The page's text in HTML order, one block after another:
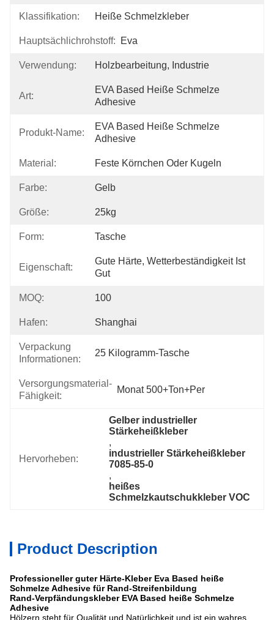
Klassifikation: Heiße Schmelzkleber
Hauptsächlichrohstoff: Eva
Verwendung: Holzbearbeitung, Industrie
Art:
EVA Based Heiße Schmelze
Adhesive
Produkt-Name:
EVA Based Heiße Schmelze
Adhesive
Material: Feste Körnchen Oder Kugeln
Farbe: Gelb
Größe: 25kg
Form: Tasche
Eigenschaft:
Gute Härte, Wetterbeständigkeit Ist
Gut
MOQ: 100
Hafen: Shanghai
Verpackung
Informationen:
25 Kilogramm-Tasche
Versorgungsmaterial-
Fähigkeit:
Monat 500+Ton+per
Hervorheben:
Gelber industrieller
Stärkeheißkleber
,
industrieller Stärkeheißkleber
7085-85-0
,
heißes
Schmelzkautschukkleber VOC
Product Description
Professioneller guter Härte-Kleber Eva Based heiße
Schmelze Adhesive für Rand-Streifenbildung
Rand-Verpfändungskleber EVA Based heiße Schmelze
Adhesive
Hölzern steht für Qualität und Natürlichkeit und ist ein wahres